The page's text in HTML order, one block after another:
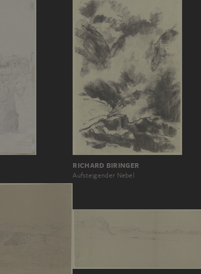
RICHARD BIRINGER
Aufsteigender Nebel